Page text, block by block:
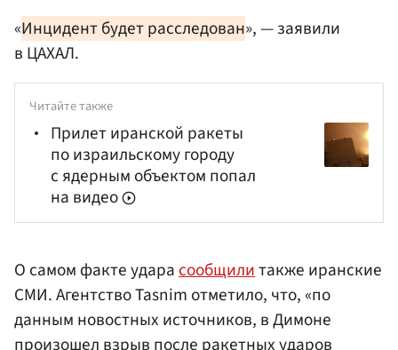
«Инцидент будет расследован», — заявили
в ЦАХАЛ.
Читайте также
Прилет иранской ракеты
по израильскому городу
с ядерным объектом попал
на видео
О самом факте ударасообщилитакже иранские
СМИ. Агентство Tasnim отметило, что, «по
данным новостных источников, в Димоне
произошел взрыв после ракетных ударов